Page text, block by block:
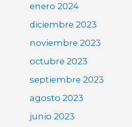
enero 2024
diciembre 2023
noviembre 2023
octubre 2023
septiembre 2023
agosto 2023
junio 2023